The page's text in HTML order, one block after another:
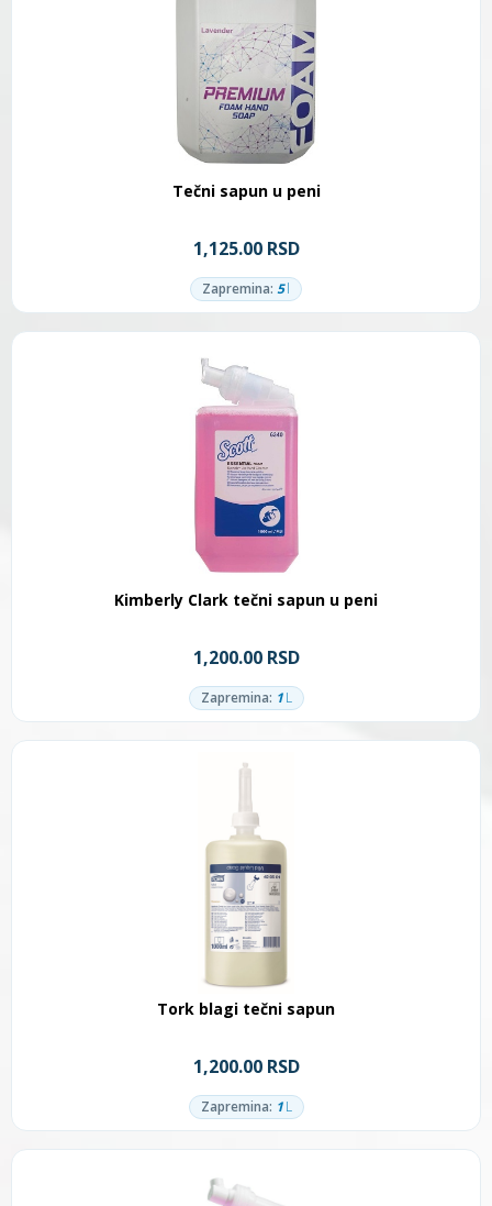
Tečni sapun u peni
1,125.00 RSD
Zapremina: 5l
Kimberly Clark tečni sapun u peni
1,200.00 RSD
Zapremina: 1 L
Tork blagi tečni sapun
1,200.00 RSD
Zapremina: 1 L